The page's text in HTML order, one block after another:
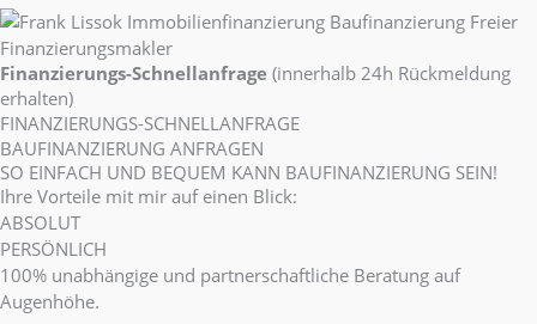
Finanzierungs-Schnellanfrage (innerhalb 24h Rückmeldung
erhalten)
FINANZIERUNGS-SCHNELLANFRAGE
BAUFINANZIERUNG ANFRAGEN
SO EINFACH UND BEQUEM KANN BAUFINANZIERUNG SEIN!
Ihre Vorteile mit mir auf einen Blick:
ABSOLUT
PERSÖNLICH
100% unabhängige und partnerschaftliche Beratung auf
Augenhöhe.